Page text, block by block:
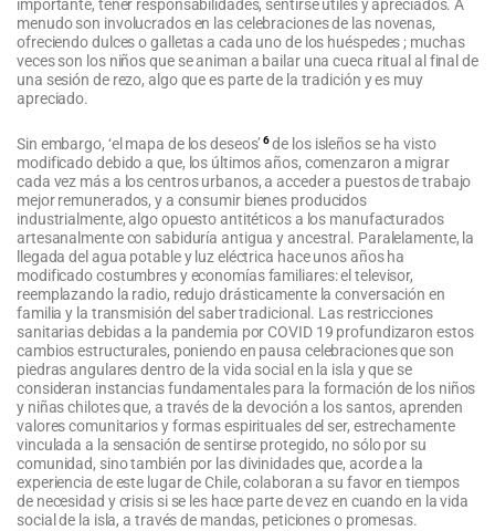
importante, tener responsabilidades, sentirse útiles y apreciados. A
menudo son involucrados en las celebraciones de las novenas,
ofreciendo dulces o galletas a cada uno de los huéspedes ; muchas
veces son los niños que se animan a bailar una cueca ritual al final de
una sesión de rezo, algo que es parte de la tradición y es muy
apreciado.
Sin embargo, ‘el mapa de los deseos’6de los isleños se ha visto
modificado debido a que, los últimos años, comenzaron a migrar
cada vez más a los centros urbanos, a acceder a puestos de trabajo
mejor remunerados, y a consumir bienes producidos
industrialmente, algo opuesto antitéticos a los manufacturados
artesanalmente con sabiduría antigua y ancestral. Paralelamente, la
llegada del agua potable y luz eléctrica hace unos años ha
modificado costumbres y economías familiares: el televisor,
reemplazando la radio, redujo drásticamente la conversación en
familia y la transmisión del saber tradicional. Las restricciones
sanitarias debidas a la pandemia por COVID 19 profundizaron estos
cambios estructurales, poniendo en pausa celebraciones que son
piedras angulares dentro de la vida social en la isla y que se
consideran instancias fundamentales para la formación de los niños
y niñas chilotes que, a través de la devoción a los santos, aprenden
valores comunitarios y formas espirituales del ser, estrechamente
vinculada a la sensación de sentirse protegido, no sólo por su
comunidad, sino también por las divinidades que, acorde a la
experiencia de este lugar de Chile, colaboran a su favor en tiempos
de necesidad y crisis si se les hace parte de vez en cuando en la vida
social de la isla, a través de mandas, peticiones o promesas.